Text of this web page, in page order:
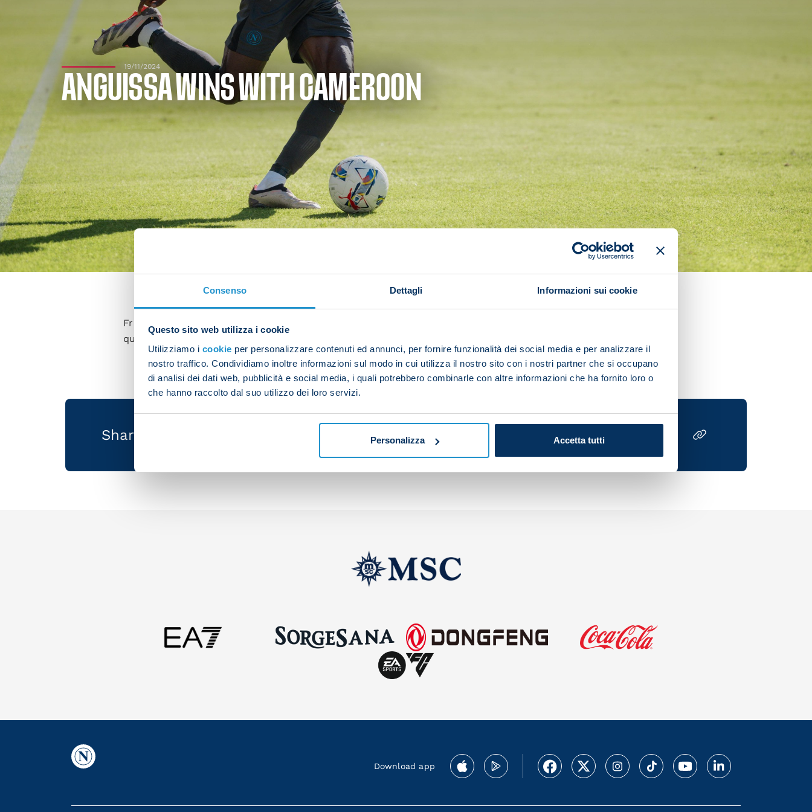
Consenso Dettagli Informazioni sui cookie
Questo sito web utilizza i cookie
Utilizziamo i cookie per personalizzare contenuti ed annunci, per fornire funzionalità dei social media e per analizzare il
nostro traffico. Condividiamo inoltre informazioni sul modo in cui utilizza il nostro sito con i nostri partner che si occupano
di analisi dei dati web, pubblicità e social media, i quali potrebbero combinarle con altre informazioni che ha fornito loro o
che hanno raccolto dal suo utilizzo dei loro servizi.
Personalizza Accetta tutti
19/11/2024
ANGUISSA WINS WITH CAMEROON
Frank Anguissa played 90 minutes for Cameroon on Tuesday as they beat Zimbabwe 2-1 in Africa Cup of Nations
qualifying.
Share the article with your friends and support the team
Download app